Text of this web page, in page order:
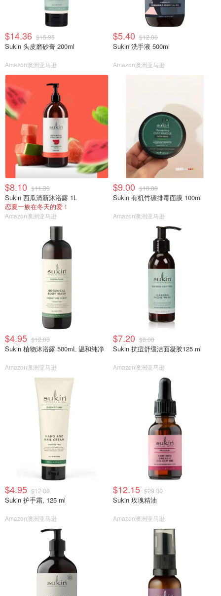
$14.36 $15.95
Sukin 头皮磨砂膏 200ml
Amazon澳洲亚马逊
$5.40 $12.00
Sukin 洗手液 500ml
Amazon澳洲亚马逊
$8.10 $11.39
Sukin 西瓜清新沐浴露 1L
恋夏一族在冬天的爱！
Amazon澳洲亚马逊
$9.00 $10.00
Sukin 有机竹碳排毒面膜 100ml
Amazon澳洲亚马逊
$4.95 $12.00
Sukin 植物沐浴露 500mL 温和纯净
Amazon澳洲亚马逊
$7.20 $8.00
Sukin 抗痘舒缓洁面凝胶125 ml
Amazon澳洲亚马逊
$4.95 $12.00
Sukin 护手霜, 125 ml
Amazon澳洲亚马逊
$12.15 $29.00
Sukin 玫瑰精油
Amazon澳洲亚马逊